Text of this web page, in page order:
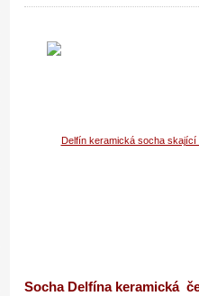
Socha Delfína keramická